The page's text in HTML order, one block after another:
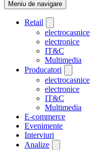
Meniu de navigare
Retail
electrocasnice
electronice
IT&C
Multimedia
Producatori
electrocasnice
electronice
IT&C
Multimedia
E-commerce
Evenimente
Interviuri
Analize